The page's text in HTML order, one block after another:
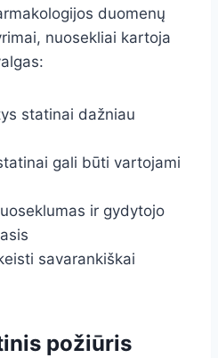
duomenų
nuosekliai kartoja
statinai dažniau
gali būti vartojami
ir gydytojo
savarankiškai
požiūris